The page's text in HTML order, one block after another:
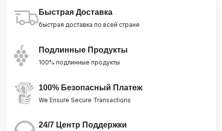
Быстрая Доставка
быстрая доставка по всей стране
Подлинные Продукты
100% подлинные продукты
100% Безопасный Платеж
We Ensure Secure Transactions
24/7 Центр Поддержки